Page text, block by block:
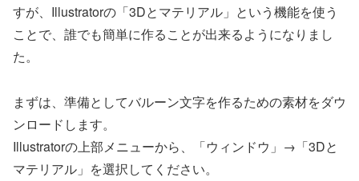
すが、Illustratorの「3Dとマテリアル」という機能を使う
ことで、誰でも簡単に作ることが出来るようになりまし
た。
まずは、準備としてバルーン文字を作るための素材をダウ
ンロードします。
Illustratorの上部メニューから、「ウィンドウ」→「3Dと
マテリアル」を選択してください。